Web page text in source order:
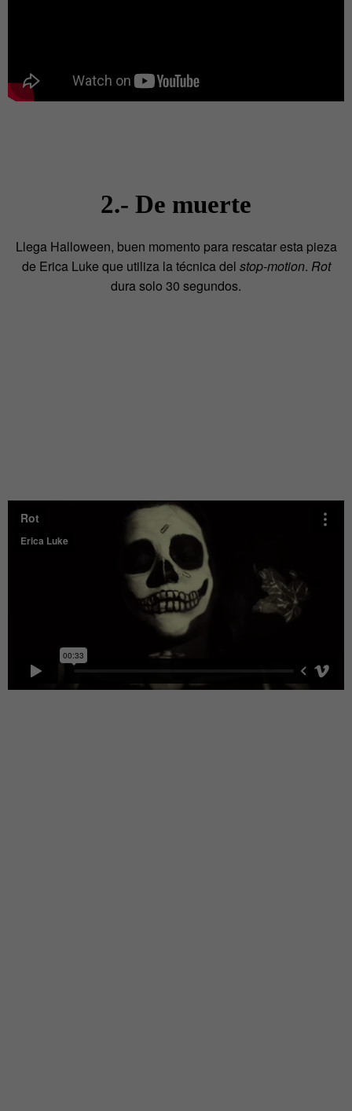
2.- De muerte
Llega Halloween, buen momento para rescatar esta pieza
de Erica Luke que utiliza la técnica del stop-motion. Rot
dura solo 30 segundos.